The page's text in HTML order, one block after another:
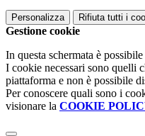
Personalizza Rifiuta tutti i
Gestione cookie
In questa schermata è
I cookie necessari sono quelli
piattaforma e non è possibile
Per conoscere quali sono i
visionare la COOKIE